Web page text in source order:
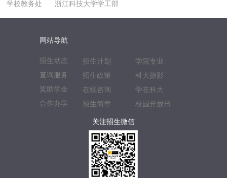
学校教务处
浙江科技大学学工部
网站导航
招生动态
查询服务
奖助学金
合作办学
招生计划
招生政策
在线咨询
招生简章
学院专业
科大掠影
学在科大
校园开放日
关注招生微信